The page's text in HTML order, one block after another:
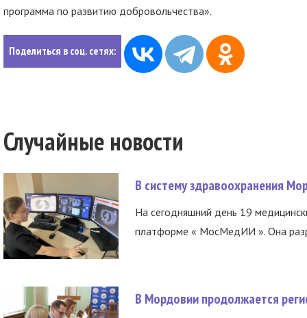
программа по развитию добровольчества».
Поделиться в соц. сетях:
Случайные новости
В систему здравоохранения
На сегодняшний день 19
платформе « МосМедИИ ». Она
В Мордовии продолжается